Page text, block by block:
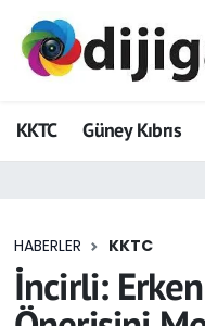
KKTC Güney Kıbrıs
HABERLER KKTC
İncirli:
ADVERTORIAL
Dijigazete
Eğitim
Ekonomi
Hava Durumu
Trafik Durumu
Tüm Manşetler
Son Dakika